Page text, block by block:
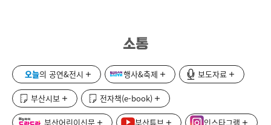
소통
오늘의 공연&전시 행사&축제 보도자료
부산시보 전자책(e-book)
부산어린이신문 부산튜브 인스타그램